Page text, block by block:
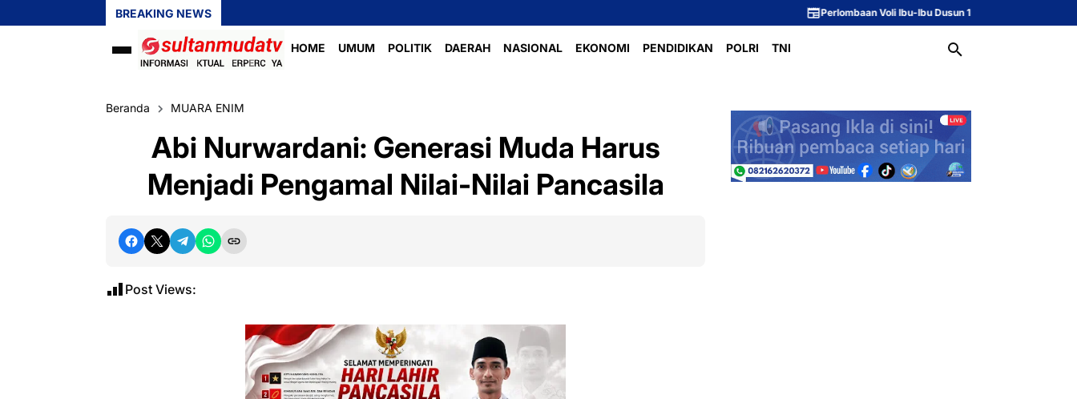
BREAKING NEWS Perlombaan Voli Ibu-Ibu Dusun 1 Meriahkan Peringatan HUT ke-81
HOME UMUM POLITIK DAERAH NASIONAL EKONOMI PENDIDIKAN POLRI TNI
Beranda MUARA ENIM
‎Abi Nurwardani: Generasi Muda Harus
Menjadi Pengamal Nilai-Nilai Pancasila‎
Post Views: